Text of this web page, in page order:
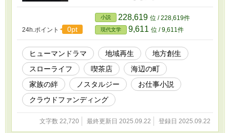
ねこ）」。そこで翔太が見つけたのは、数十年
にわたり綴られた一冊の日記だった。 『喫茶店
は町の縮図。人が集う場所には必ず未来があ
る。』 日記に記された祖母の想いと、町の人々
のささやかな歴史。そして、巨大リゾート開発
計画に揺れる故郷の姿。 「おばあちゃんの店
を、もう一度この町の灯りにしたい」 幼なじみ
の沙織（さおり）に支えられ、翔太は喫茶店の
再開を決意する。 一杯のコーヒーが、凍てつい
た人々の心を溶かし、バラバラになった町を繋
いでいく。 これは、人生のどん底から立ち上が
った一人の青年と、寂れた港町が温かな光を取
り戻していく、優しさに満ちた再生物語。
24h.ポイント 0pt
小説 228,619 位 / 228,619件
現代文学 9,611 位 / 9,611件
ヒューマンドラマ 地域再生
地方創生
スローライフ
喫茶店
海辺の町
家族の絆
ノスタルジー
お仕事小説
クラウドファンディング
文字数 22,720 最終更新日 2025.09.22 登録日 2025.09.22